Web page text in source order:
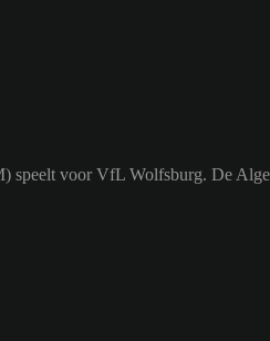
speelt voor VfL Wolfsburg. De